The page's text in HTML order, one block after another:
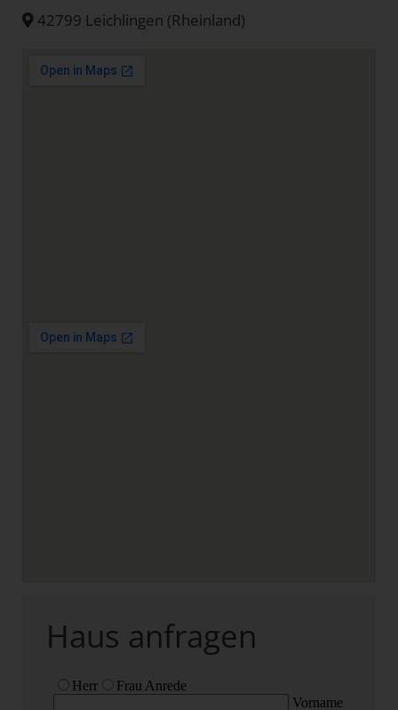
42799 Leichlingen (Rheinland)
Haus anfragen